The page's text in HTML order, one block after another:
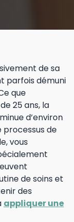
de sa
parfois démuni
que
25 ans, la
d’environ
processus de
vous
de soins et
des
appliquer une